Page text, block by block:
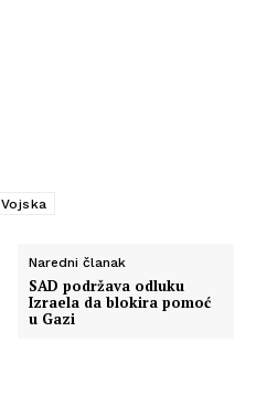
Vojska
Naredni članak
SAD podržava odluku
Izraela da blokira pomoć
u Gazi